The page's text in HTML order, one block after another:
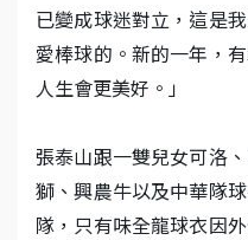
已變成球迷對立，這是
愛棒球的。新的一年，
人生會更美好。」
張泰山跟一雙兒女可洛
獅、興農牛以及中華隊
隊，只有味全龍球衣因